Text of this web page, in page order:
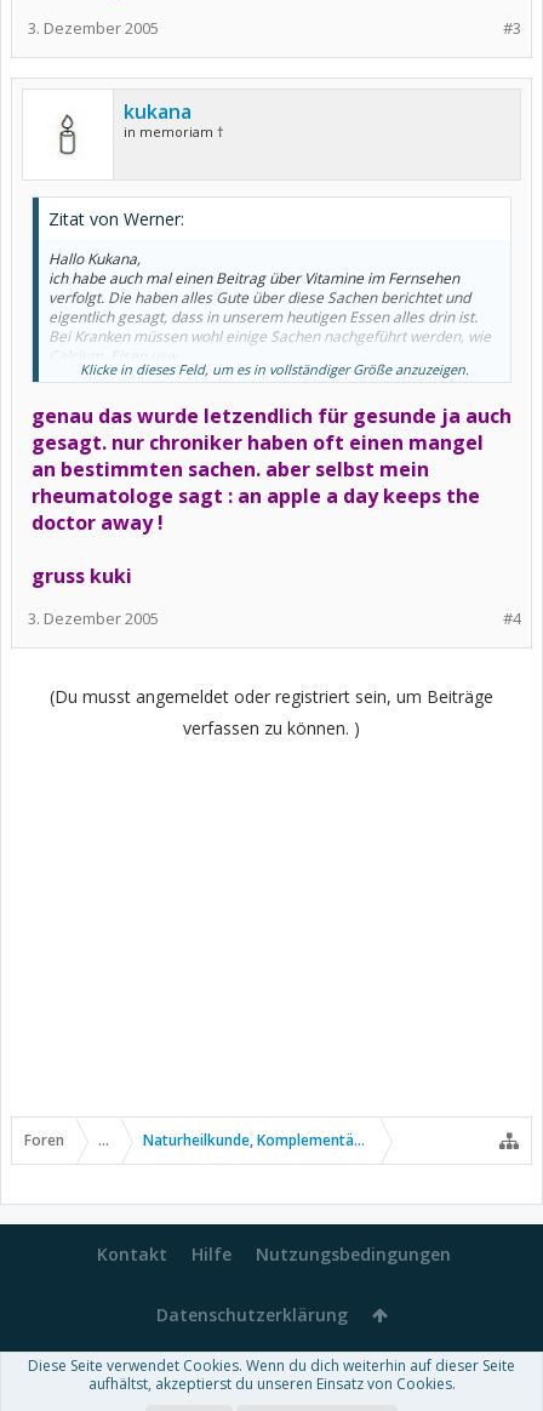
#3
3. Dezember 2005
kukana
in memoriam †
Zitat von Werner:
Hallo Kukana,
ich habe auch mal einen Beitrag über Vitamine im Fernsehen
verfolgt. Die haben alles Gute über diese Sachen berichtet und
eigentlich gesagt, dass in unserem heutigen Essen alles drin ist.
Bei Kranken müssen wohl einige Sachen nachgeführt werden, wie
Calcium, Eisen usw..
Aber bei vielen Menschen ist das nicht notwendig.
auch !
Werner
Klicke in dieses Feld, um es in vollständiger Größe anzuzeigen.
genau das wurde letzendlich für gesunde ja auch
gesagt. nur chroniker haben oft einen mangel
an bestimmten sachen. aber selbst mein
rheumatologe sagt : an apple a day keeps the
doctor away !
gruss kuki
#4
3. Dezember 2005
(Du musst angemeldet oder registriert sein, um Beiträge
verfassen zu können. )
Foren ... Naturheilkunde, Komplementär- u. Alternativmedizin
Kontakt Hilfe Nutzungsbedingungen
Datenschutzerklärung
Forum software by XenForo™-Deutsch von xenDach
Diese Seite verwendet Cookies. Wenn du dich weiterhin auf dieser Seite
aufhältst, akzeptierst du unseren Einsatz von Cookies.